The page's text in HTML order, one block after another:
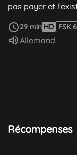
pas payer et
29 min HD FSK 6
Audio :
Allemand
Récompenses